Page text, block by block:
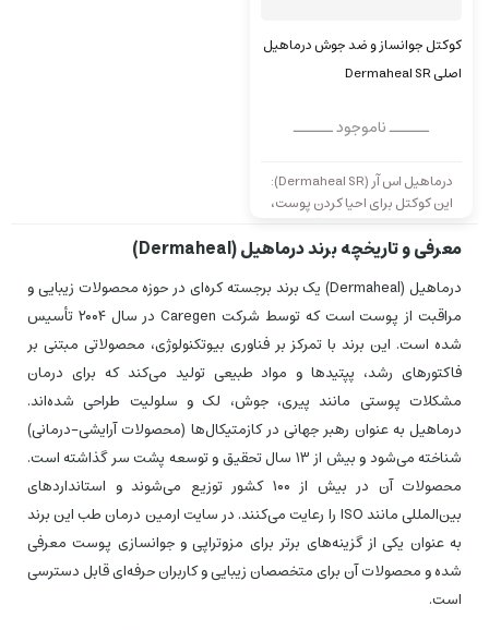
کوکتل جوانساز و ضد جوش درماهیل
اصلی Dermaheal SR
ــــــ ناموجود ــــــ
درماهیل اس آر (Dermaheal SR):
این کوکتل برای احیا کردن پوست،
رفع جوش پوستی و جلوگیری از
هایپرپیگمانتاسیون استفاده
می‌شود.
معرفی و تاریخچه برند درماهیل (Dermaheal)
درماهیل (Dermaheal) یک برند برجسته کره‌ای در حوزه محصولات زیبایی و
مراقبت از پوست است که توسط شرکت Caregen در سال ۲۰۰۴ تأسیس
شده است. این برند با تمرکز بر فناوری بیوتکنولوژی، محصولاتی مبتنی بر
فاکتورهای رشد، پپتیدها و مواد طبیعی تولید می‌کند که برای درمان
مشکلات پوستی مانند پیری، جوش، لک و سلولیت طراحی شده‌اند.
درماهیل به عنوان رهبر جهانی در کازمتیکال‌ها (محصولات آرایشی-درمانی)
شناخته می‌شود و بیش از ۱۳ سال تحقیق و توسعه پشت سر گذاشته است.
محصولات آن در بیش از ۱۰۰ کشور توزیع می‌شوند و استانداردهای
بین‌المللی مانند ISO را رعایت می‌کنند. در سایت ارمین درمان طب این برند
به عنوان یکی از گزینه‌های برتر برای مزوتراپی و جوانسازی پوست معرفی
شده و محصولات آن برای متخصصان زیبایی و کاربران حرفه‌ای قابل دسترسی
است.